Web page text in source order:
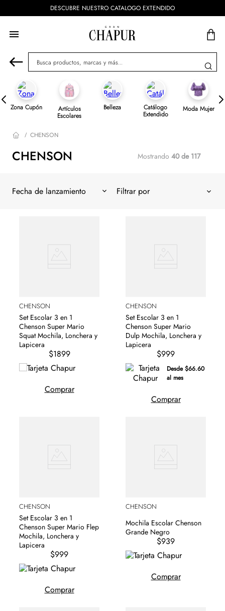
DESCUBRE NUESTRO CATALOGO EXTENDIDO
Busca productos, marcas y más...
Zona Cupón Artículos
Escolares
Belleza Catálogo
Extendido
Moda Mujer
CHENSON
CHENSON Mostrando 40 de 117
Fecha de lanzamiento
CHENSON
Set Escolar 3 en 1
Chenson Super Mario
Squat Mochila, Lonchera y
Lapicera
$1899
Comprar
CHENSON
Set Escolar 3 en 1
Chenson Super Mario
Dulp Mochila, Lonchera y
Lapicera
$999
Desde $66.60
al mes
Comprar
CHENSON
Set Escolar 3 en 1
Chenson Super Mario Flep
Mochila, Lonchera y
Lapicera
$999
Comprar
CHENSON
Mochila Escolar Chenson
Grande Negro
$939
Comprar